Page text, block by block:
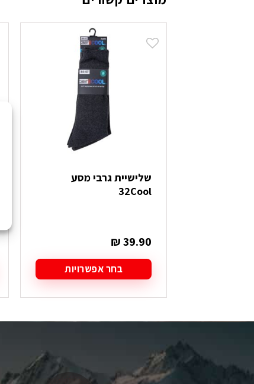
שלישיית גרבי מסע
32Cool
₪39.90
בחר אפשרויות
למוצר
זה
ניתן
לבחור